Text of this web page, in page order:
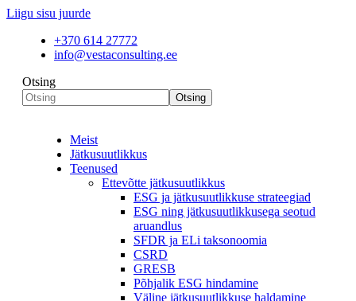
Liigu sisu juurde
+370 614 27772
info@vestaconsulting.ee
Otsing
Otsing
Meist
Jätkusuutlikkus
Teenused
Ettevõtte jätkusuutlikkus
ESG ja jätkusuutlikkuse strateegiad
ESG ning jätkusuutlikkusega seotud
aruandlus
SFDR ja ELi taksonoomia
CSRD
GRESB
Põhjalik ESG hindamine
Väline jätkusuutlikkuse haldamine